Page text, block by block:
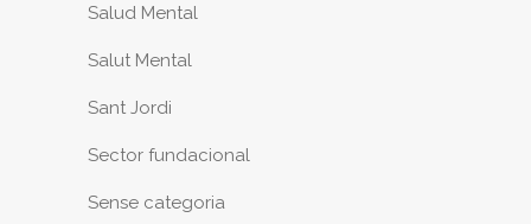
Salud Mental
Salut Mental
Sant Jordi
Sector fundacional
Sense categoria